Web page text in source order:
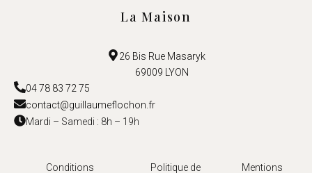
La Maison
26 Bis Rue Masaryk
69009 LYON
04 78 83 72 75
contact@guillaumeflochon.fr
Mardi – Samedi : 8h – 19h
Conditions Politique de Mentions